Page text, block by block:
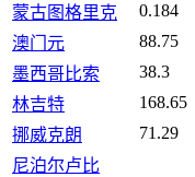
蒙古图格里克
0.184
澳门元
88.75
墨西哥比索
38.3
林吉特
168.65
挪威克朗
71.29
尼泊尔卢比